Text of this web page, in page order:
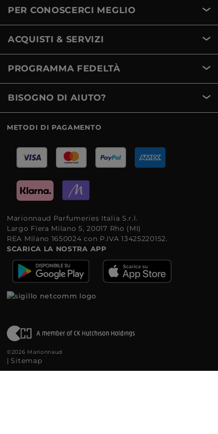
PER CONOSCERCI MEGLIO
ACQUISTI & SERVIZI
PROGRAMMA FEDELTÀ
BISOGNO DI AIUTO?
METODI DI PAGAMENTO
Marionnaud Parfumeries Italia S.r.l.
Largo Fiera Milano 5, 20017 Rho (MI)
REA Milano 1650024 con P.IVA 13425220152.
SCARICA LA NOSTRA APP
©2026 Marionnaud
| Sitemap